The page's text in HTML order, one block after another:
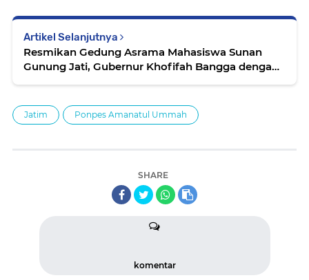
Artikel Selanjutnya
Resmikan Gedung Asrama Mahasiswa Sunan
Gunung Jati, Gubernur Khofifah Bangga dengan
Jatim Ponpes Amanatul Ummah
SHARE
komentar